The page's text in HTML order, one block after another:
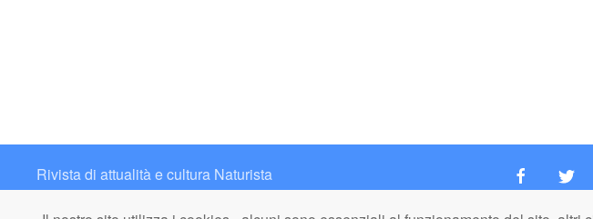
Rivista di attualità e cultura Naturista
Contatto: redazione@italianaturista.it